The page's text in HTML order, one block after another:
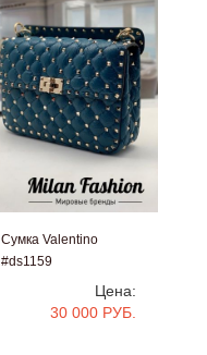
Сумка Valentino
#ds1159
Цена:
30 000 РУБ.